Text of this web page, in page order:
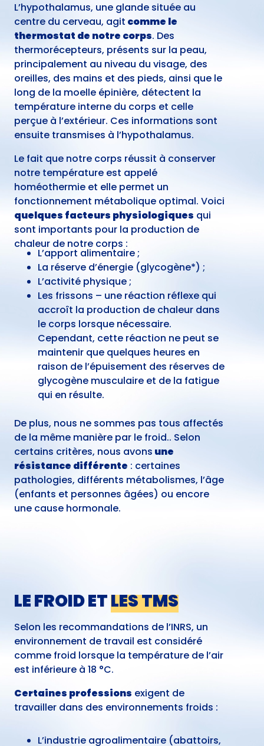
L’hypothalamus, une glande située au
centre du cerveau, agit comme le
thermostat de notre corps. Des
thermorécepteurs, présents sur la peau,
principalement au niveau du visage, des
oreilles, des mains et des pieds, ainsi que le
long de la moelle épinière, détectent la
température interne du corps et celle
perçue à l’extérieur. Ces informations sont
ensuite transmises à l’hypothalamus.
Le fait que notre corps réussit à conserver
notre température est appelé
homéothermie et elle permet un
fonctionnement métabolique optimal. Voici
quelques facteurs physiologiques qui
sont importants pour la production de
chaleur de notre corps :
L’apport alimentaire ;
La réserve d’énergie (glycogène*) ;
L’activité physique ;
Les frissons – une réaction réflexe qui
accroît la production de chaleur dans
le corps lorsque nécessaire.
Cependant, cette réaction ne peut se
maintenir que quelques heures en
raison de l’épuisement des réserves de
glycogène musculaire et de la fatigue
qui en résulte.
De plus, nous ne sommes pas tous affectés
de la même manière par le froid.. Selon
certains critères, nous avons une
résistance différente : certaines
pathologies, différents métabolismes, l’âge
(enfants et personnes âgées) ou encore
une cause hormonale.
LE FROID ETLES TMS
Selon les recommandations de l’INRS, un
environnement de travail est considéré
comme froid lorsque la température de l’air
est inférieure à 18 °C.
Certaines professions exigent de
travailler dans des environnements froids :
L’industrie agroalimentaire (abattoirs,